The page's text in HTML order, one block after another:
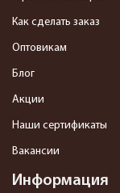
Информация
Как сделать заказ
Оптовикам
Блог
Акции
Наши сертификаты
Вакансии